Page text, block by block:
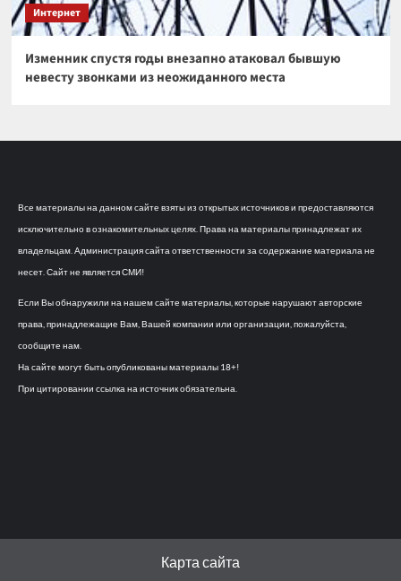
Интернет
Изменник спустя годы внезапно атаковал бывшую
невесту звонками из неожиданного места
Все материалы на данном сайте взяты из открытых источников и предоставляются
исключительно в ознакомительных целях. Права на материалы принадлежат их
владельцам. Администрация сайта ответственности за содержание материала не
несет. Сайт не является СМИ!
Если Вы обнаружили на нашем сайте материалы, которые нарушают авторские
права, принадлежащие Вам, Вашей компании или организации, пожалуйста,
сообщите нам.
На сайте могут быть опубликованы материалы 18+!
При цитировании ссылка на источник обязательна.
Карта сайта